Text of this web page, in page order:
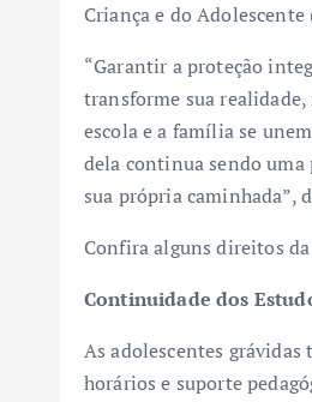
Criança e do
“Garantir a proteção
transforme sua
escola e a família se
dela continua sendo uma
sua própria caminhada”,
Confira alguns direitos
Continuidade dos
As adolescentes
horários e suporte